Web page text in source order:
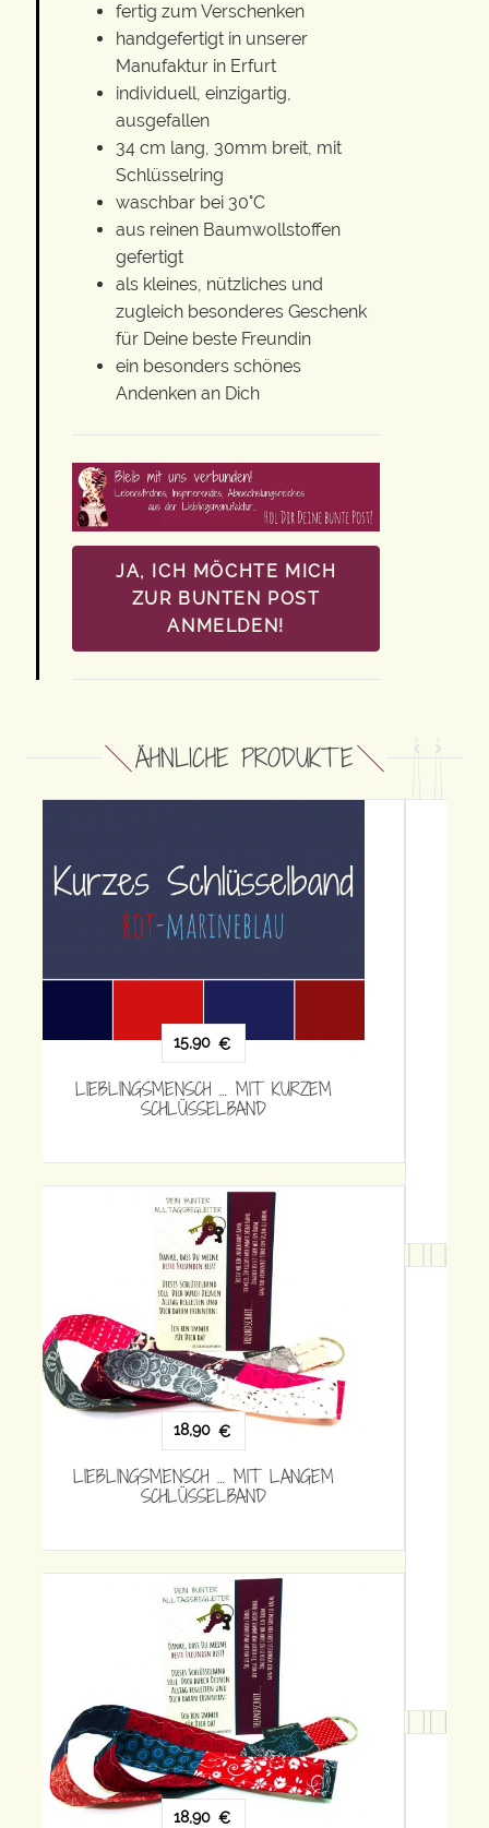
fertig zum Verschenken
handgefertigt in unserer
Manufaktur in Erfurt
individuell, einzigartig,
ausgefallen
34 cm lang, 30mm breit, mit
Schlüsselring
waschbar bei 30°C
aus reinen Baumwollstoffen
gefertigt
als kleines, nützliches und
zugleich besonderes Geschenk
für Deine beste Freundin
ein besonders schönes
Andenken an Dich
JA, ICH MÖCHTE MICH
ZUR BUNTEN POST
ANMELDEN!
ÄHNLICHE PRODUKTE
18,90€
LIEBLINGSMENSCH … MIT LANGEM
SCHLÜSSELBAND
18,90
LIEBLINGSMENSCH … MIT LANGEM
SCHLÜSSELBAND
18,90